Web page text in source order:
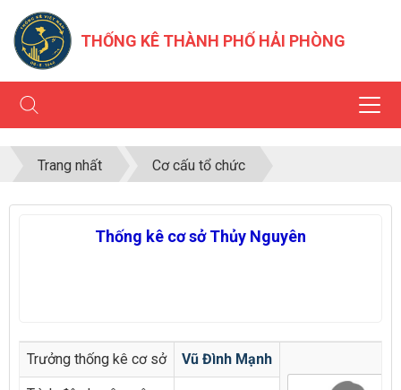
THỐNG KÊ THÀNH PHỐ HẢI PHÒNG
Trang nhất Cơ cấu tổ chức
Thống kê cơ sở Thủy Nguyên
Trưởng thống kê cơ sở Vũ Đình Mạnh